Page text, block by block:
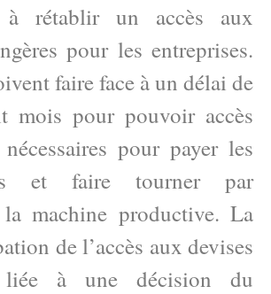
à rétablir un accès aux
pour les entreprises.
faire face à un délai de
mois pour pouvoir accès
pour payer les
et faire tourner par
la machine productive. La
de l’accès aux devises
liée à une décision du